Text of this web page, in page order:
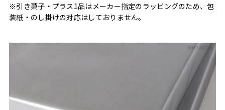
※引き菓子・プラス1品はメーカー指定のラッピングのため、包
装紙・のし掛けの対応はしておりません。